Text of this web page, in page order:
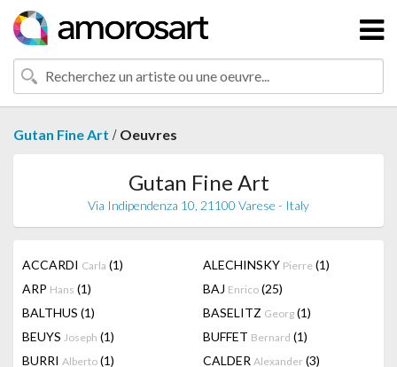
Gutan Fine Art / Oeuvres
Gutan Fine Art
Via Indipendenza 10, 21100 Varese - Italy
ACCARDI Carla (1) ALECHINSKY Pierre (1)
ARP Hans (1) BAJ Enrico (25)
BALTHUS (1) BASELITZ Georg (1)
BEUYS Joseph (1) BUFFET Bernard (1)
BURRI Alberto (1) CALDER Alexander (3)